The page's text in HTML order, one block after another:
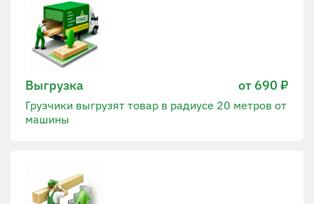
Выгрузка от 690 ₽
Грузчики выгрузят товар в радиусе 20 метров от
машины